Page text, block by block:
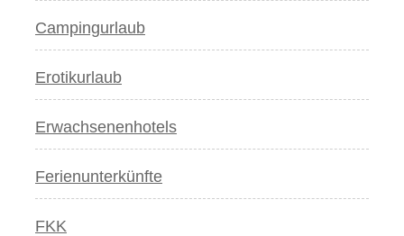
Campingurlaub
Erotikurlaub
Erwachsenenhotels
Ferienunterkünfte
FKK